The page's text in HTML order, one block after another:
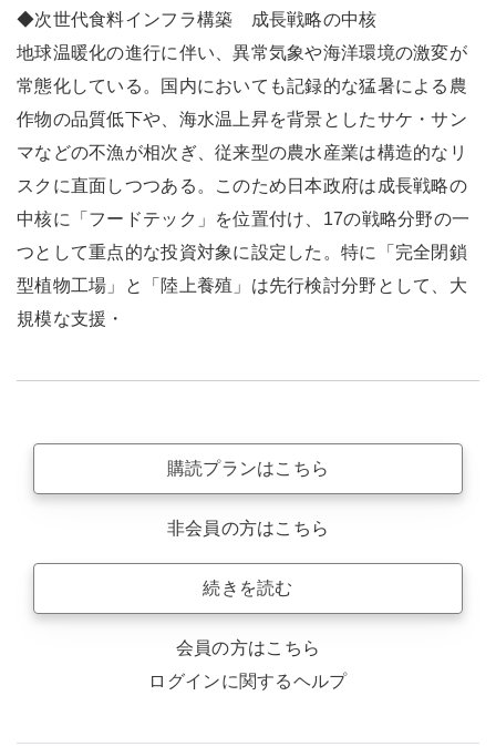
◆次世代食料インフラ構築 成長戦略の中核
地球温暖化の進行に伴い、異常気象や海洋環境の激変が
常態化している。国内においても記録的な猛暑による農
作物の品質低下や、海水温上昇を背景としたサケ・サン
マなどの不漁が相次ぎ、従来型の農水産業は構造的なリ
スクに直面しつつある。このため日本政府は成長戦略の
中核に「フードテック」を位置付け、17の戦略分野の一
つとして重点的な投資対象に設定した。特に「完全閉鎖
型植物工場」と「陸上養殖」は先行検討分野として、大
規模な支援・
購読プランはこちら
非会員の方はこちら
続きを読む
会員の方はこちら
ログインに関するヘルプ